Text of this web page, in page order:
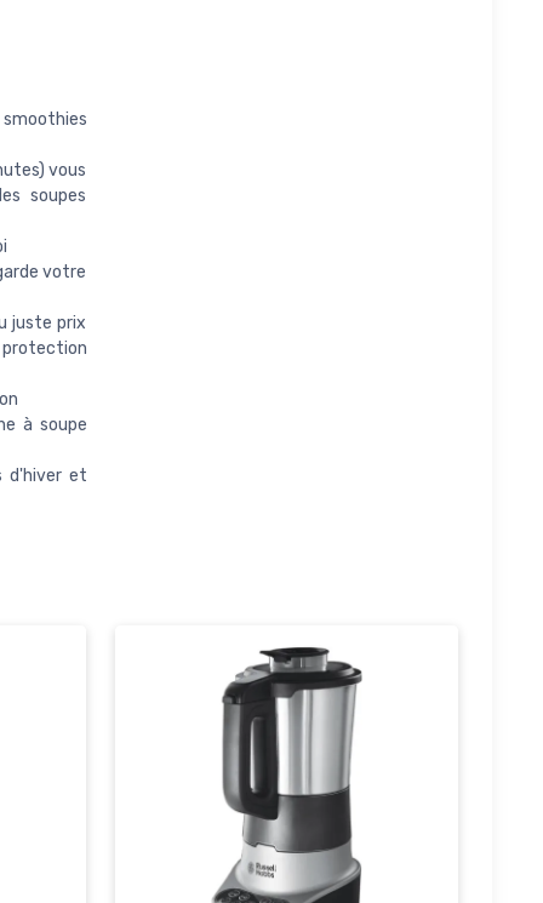
smoothies
vous
soupes
votre
juste prix
protection
à soupe
d'hiver et